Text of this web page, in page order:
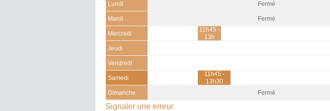
Lundi Fermé
Mardi Fermé
Mercredi
11h45 -
13h
Jeudi
Vendredi
Samedi
11h45 -
13h30
Dimanche Fermé
Signaler une erreur